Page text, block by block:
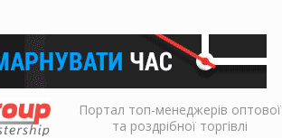
Портал топ-менеджерів оптової
та роздрібної торгівлі